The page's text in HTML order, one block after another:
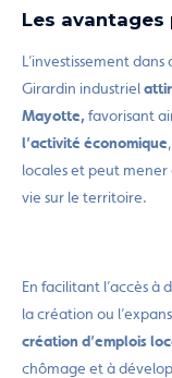
Les
L’investissement
Girardin industriel
Mayotte, favorisant
l’activité économique
locales et peut
vie sur le territoire.
En facilitant l’accès à
la création ou
création d’emplois
chômage et à